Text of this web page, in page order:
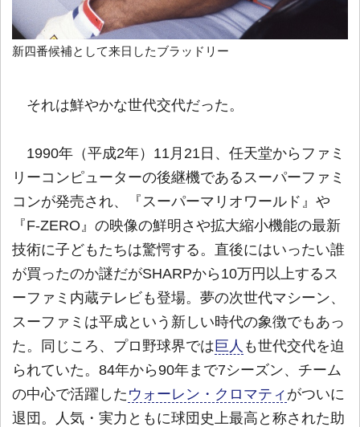
新四番候補として来日したブラッドリー
それは鮮やかな世代交代だった。
1990年（平成2年）11月21日、任天堂からファミ
リーコンピューターの後継機であるスーパーファミ
コンが発売され、『スーパーマリオワールド』や
『F-ZERO』の映像の鮮明さや拡大縮小機能の最新
技術に子どもたちは驚愕する。直後にはいったい誰
が買ったのか謎だがSHARPから10万円以上するス
ーファミ内蔵テレビも登場。夢の次世代マシーン、
スーファミは平成という新しい時代の象徴でもあっ
た。同じころ、プロ野球界では巨人 も世代交代を迫
られていた。84年から90年まで7シーズン、チーム
の中心で活躍した ウォーレン・クロマティ がついに
退団。人気・実力ともに球団史上最高と称された助